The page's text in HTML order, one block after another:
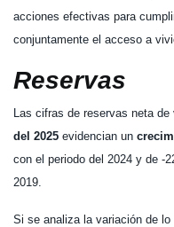
acciones efectivas para
conjuntamente el acceso a
Reservas
Las cifras de reservas neta de
del 2025 evidencian un
con el periodo del 2024 y de -
2019.
Si se analiza la variación de